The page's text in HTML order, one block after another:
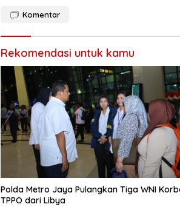
Komentar
Rekomendasi untuk kamu
Polda Metro Jaya Pulangkan Tiga WNI
TPPO dari Libya